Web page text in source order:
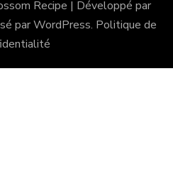
Recipe | Développé par
parWordPress. Politique de